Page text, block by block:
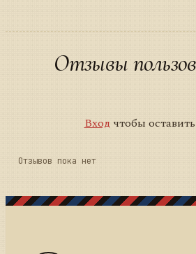
Отзывы
Вход чтобы
Отзывов пока нет